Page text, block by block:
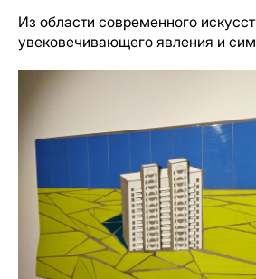
Из области современного
увековечивающего явления и